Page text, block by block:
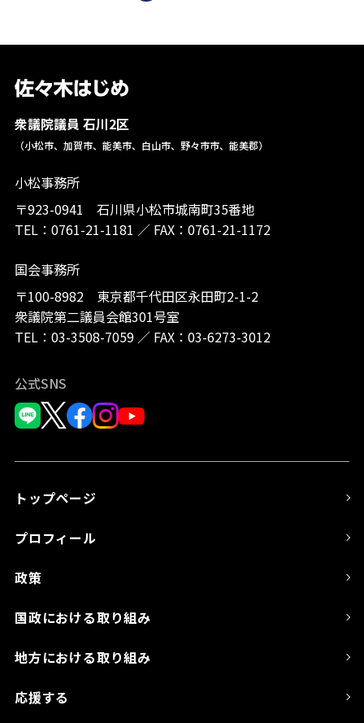
衆議院議員 石川2区
（小松市、加賀市、能美市、白山市、野々市市、能美郡）
小松事務所
〒923-0941 石川県小松市城南町35番地
TEL： 0761-21-1181 ／ FAX：0761-21-1172
国会事務所
〒100-8982 東京都千代田区永田町2-1-2
衆議院第二議員会館301号室
TEL： 03-3508-7059／ FAX：03-6273-3012
公式SNS
トップページ
プロフィール
政策
国政における取り組み
地方における取り組み
応援する